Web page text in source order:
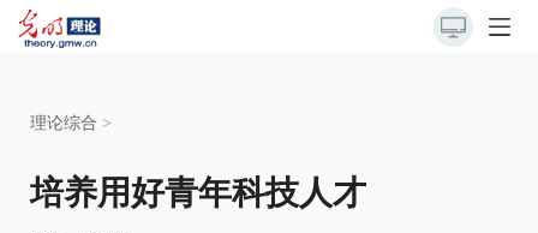
理论综合 >
培养用好青年科技人才